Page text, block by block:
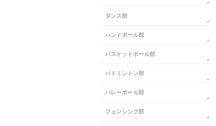
ダンス部
ハンドボール部
バスケットボール部
バドミントン部
バレーボール部
フェンシング部